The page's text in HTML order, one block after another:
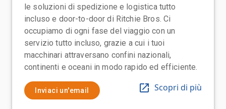
le soluzioni di spedizione e logistica tutto
incluso e door-to-door di Ritchie Bros. Ci
occupiamo di ogni fase del viaggio con un
servizio tutto incluso, grazie a cui i tuoi
macchinari attraversano confini nazionali,
continenti e oceani in modo rapido ed efficiente.
Inviaci un'email Scopri di più